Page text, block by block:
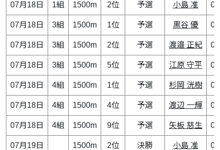
07月18日 1組 1500m 2位 予選 小島 准
07月18日 3組 1500m 1位 予選 黒谷 優
07月18日 3組 1500m 2位 予選 渡邉 正紀
07月18日 3組 1500m 5位 予選 江原 守平
07月18日 4組 1500m 1位 予選 杉岡 洸樹
07月18日 4組 1500m 4位 予選 渡辺 一輝
07月18日 4組 1500m 9位 予選 矢板 慈生
07月19日 1500m 2位 決勝 小島 准